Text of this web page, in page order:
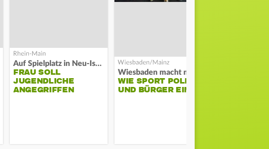
Auf Spielplatz in Neu-Isenburg
FRAU SOLL
JUGENDLICHE
ANGEGRIFFEN
Wiesbaden macht mobil
WIE SPORT POLIZEI
UND BÜRGER EINT